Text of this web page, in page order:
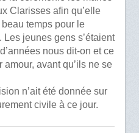
Clarisses afin qu’elle
temps pour le
jeunes gens s’étaient
nous dit-on et ce
avant qu’ils ne se
n’ait été donnée sur
civile à ce jour.